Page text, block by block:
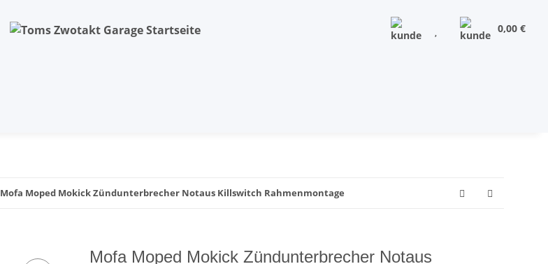
0,00 €
Mofa Moped Mokick Zündunterbrecher Notaus Killswitch Rahmenmontage
Mofa Moped Mokick Zündunterbrecher Notaus